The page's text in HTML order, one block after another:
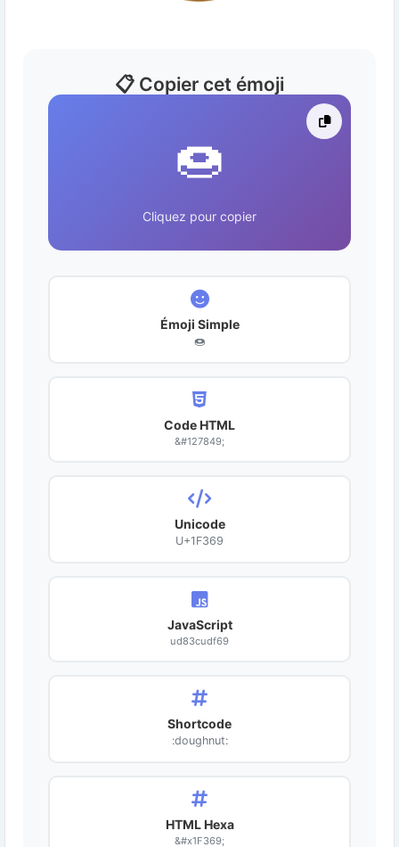
📋 Copier cet émoji
🍩
Cliquez pour copier
Émoji Simple
🍩
Code HTML
&#127849;
Unicode
U+1F369
JavaScript
ud83cudf69
Shortcode
:doughnut:
HTML Hexa
&#x1F369;